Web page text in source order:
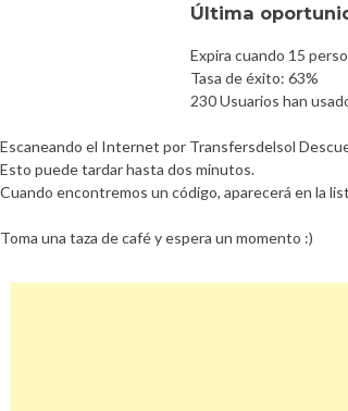
Última
Expira cuando 15
Tasa de éxito: 63%
230 Usuarios han
Escaneando el Internet por Transfersdelsol
Esto puede tardar hasta dos minutos.
Cuando encontremos un código, aparecerá en la
Toma una taza de café y espera un momento :)